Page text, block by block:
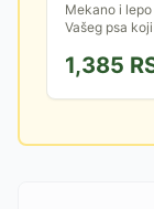
Mekano i
Vašeg psa
prljavštine, a
1,385